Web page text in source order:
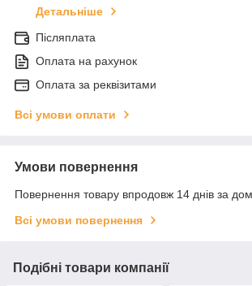
Детальніше
Післяплата
Оплата на рахунок
Оплата за реквізитами
Всі умови оплати
Умови повернення
Повернення товару впродовж 14 днів за
Всі умови повернення
Подібні товари компанії